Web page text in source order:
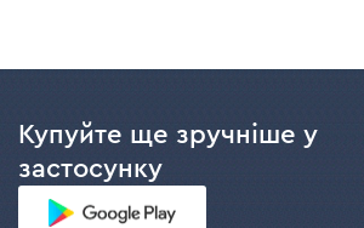
Купуйте ще зручніше у
застосунку